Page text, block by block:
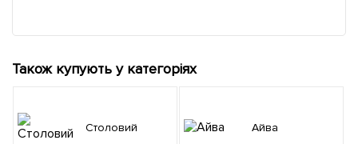
Також купують у категоріях
Столовий Айва